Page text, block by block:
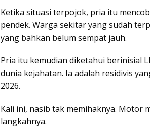
Ketika situasi terpojok, pria itu
pendek. Warga sekitar yang sudah
yang bahkan belum sempat jauh.
Pria itu kemudian diketahui berinisial
dunia kejahatan. Ia adalah residivis
2026.
Kali ini, nasib tak memihaknya. Motor
langkahnya.